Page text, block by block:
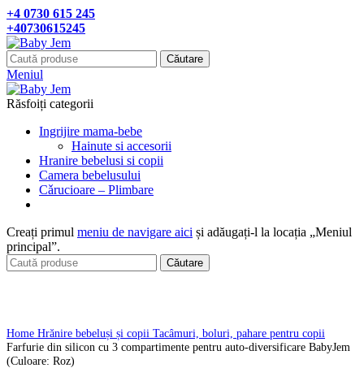
+4 0730 615 245
+40730615245
Căutare
Meniul
Răsfoiți categorii
Ingrijire mama-bebe
Hainute si accesorii
Hranire bebelusi si copii
Camera bebelusului
Cǎrucioare – Plimbare
Creați primul meniu de navigare aici și adăugați-l la locația „Meniul
principal”.
Căutare
Home Hrănire bebeluși și copii Tacâmuri, boluri, pahare pentru copii
Farfurie din silicon cu 3 compartimente pentru auto-diversificare BabyJem
(Culoare: Roz)